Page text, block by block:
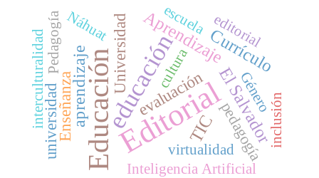
Editorial
Educacióneducación TIC
Aprendizaje
El Salvador
Currículo
aprendizaje
Enseñanza
universidad evaluación
Universidad
pedagogía
Inteligencia Artificial
escuela
interculturalidadPedagogía editorial
inclusión
Género
Náhuat
virtualidad
cultura